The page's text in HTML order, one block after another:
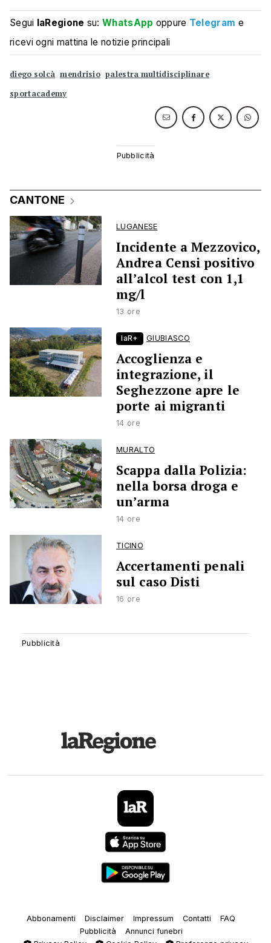
Segui laRegione su:WhatsApp oppure Telegram e
ricevi ogni mattina le notizie principali
diego solcà mendrisio palestra multidisciplinare
sportacademy
CANTONE
LUGANESE
Incidente a Mezzovico,
Andrea Censi positivo
all’alcol test con 1,1
mg/l
13 ore
laR+ GIUBIASCO
Accoglienza e
integrazione, il
Seghezzone apre le
porte ai migranti
14 ore
MURALTO
Scappa dalla Polizia:
nella borsa droga e
un’arma
14 ore
TICINO
Accertamenti penali
sul caso Disti
16 ore
Abbonamenti Disclaimer Impressum Contatti
FAQ
Pubblicità
Annunci funebri